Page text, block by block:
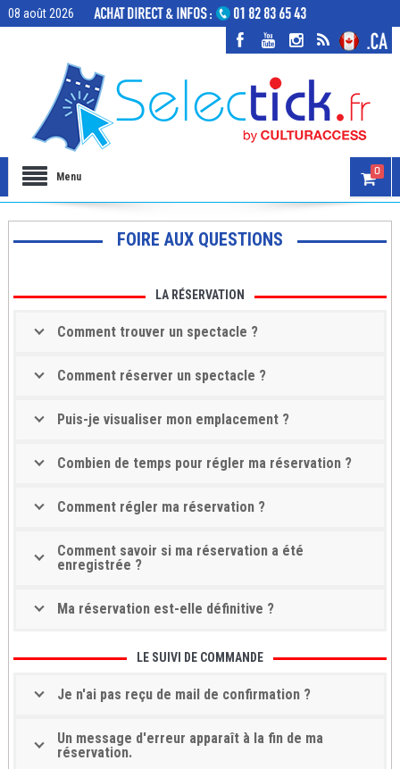
08 août 2026
Menu 0
FOIRE AUX QUESTIONS
LA RÉSERVATION
Comment trouver un spectacle ?
Comment réserver un spectacle ?
Puis-je visualiser mon emplacement ?
Combien de temps pour régler ma réservation ?
Comment régler ma réservation ?
Comment savoir si ma réservation a été
enregistrée ?
Ma réservation est-elle définitive ?
LE SUIVI DE COMMANDE
Je n'ai pas reçu de mail de confirmation ?
Un message d'erreur apparaît à la fin de ma
réservation.